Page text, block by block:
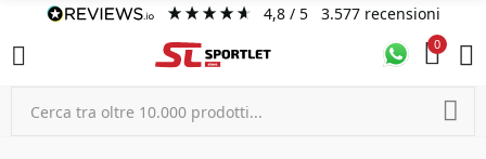
4,8/ 5 3.577 recensioni
0